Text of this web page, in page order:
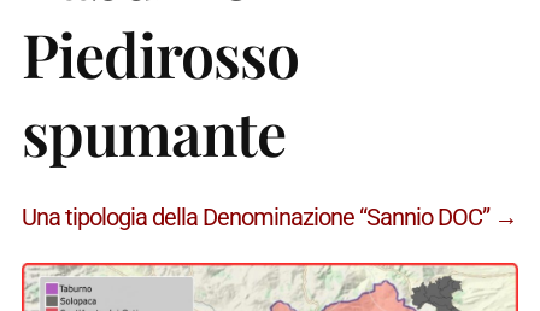
Piedirosso
spumante
Una tipologia della Denominazione “Sannio DOC” →